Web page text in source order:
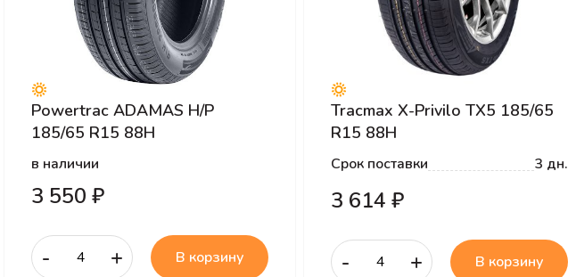
Powertrac ADAMAS H/P
185/65 R15 88H
в наличии
3 550 ₽
- + В корзину
Tracmax X-Privilo TX5 185/65
R15 88H
Срок поставки 3 дн.
3 614 ₽
- + В корзину